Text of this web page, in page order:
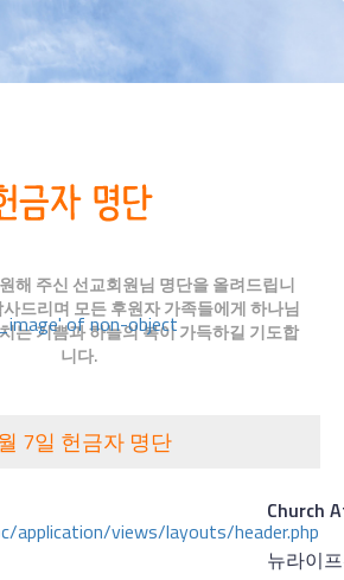
of non-object
application/views/layouts/header.php
해 주신 선교회원님 명단을 올려드립니
드리며 모든 후원자 가족들에게 하나님
는 기쁨과 하늘의 복이 가득하길 기도합
니다.
7일 헌금자 명단
Church
뉴라이